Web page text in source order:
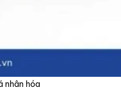
nhân hóa